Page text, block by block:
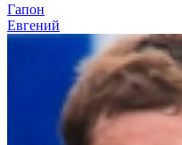
Гапон
Евгений